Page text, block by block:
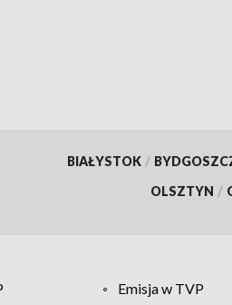
BIAŁYSTOK /
OLSZTYN /
Emisja w TVP